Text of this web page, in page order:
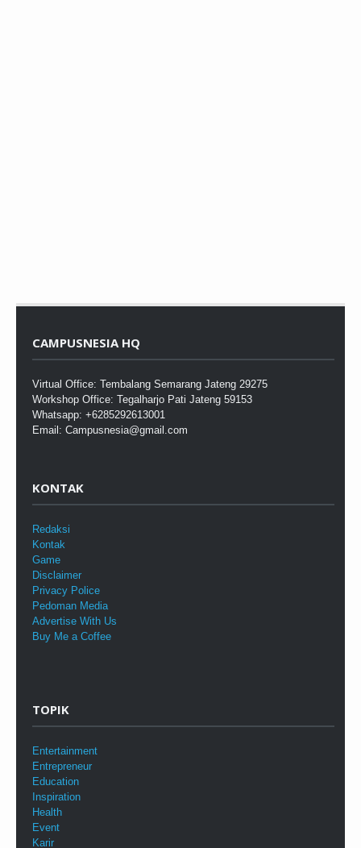
CAMPUSNESIA HQ
Virtual Office: Tembalang Semarang Jateng 29275
Workshop Office: Tegalharjo Pati Jateng 59153
Whatsapp: +6285292613001
Email: Campusnesia@gmail.com
KONTAK
Redaksi
Kontak
Game
Disclaimer
Privacy Police
Pedoman Media
Advertise With Us
Buy Me a Coffee
TOPIK
Entertainment
Entrepreneur
Education
Inspiration
Health
Event
Karir